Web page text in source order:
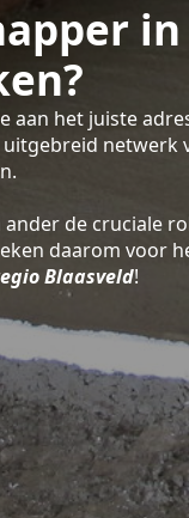
aan het juiste
uitgebreid netwerk
de cruciale
daarom voor
Blaasveld!